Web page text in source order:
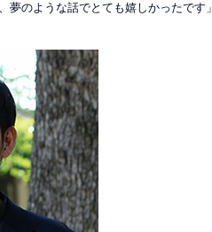
のような話でとても嬉しかったです」